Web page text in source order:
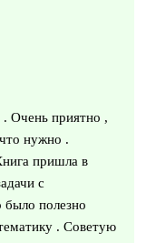
. Очень приятно ,
нужно .
пришла в
с
было полезно
. Советую